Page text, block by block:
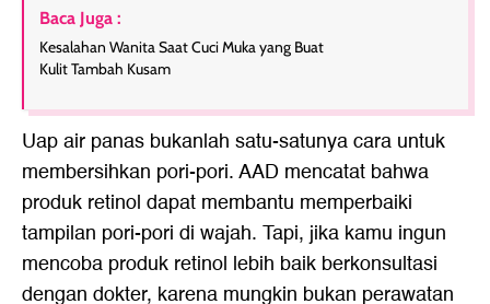
Baca Juga :
Kesalahan Wanita Saat Cuci Muka yang Buat
Kulit Tambah Kusam
Uap air panas bukanlah satu-satunya cara untuk
membersihkan pori-pori. AAD mencatat bahwa
produk retinol dapat membantu memperbaiki
tampilan pori-pori di wajah. Tapi, jika kamu ingun
mencoba produk retinol lebih baik berkonsultasi
dengan dokter, karena mungkin bukan perawatan